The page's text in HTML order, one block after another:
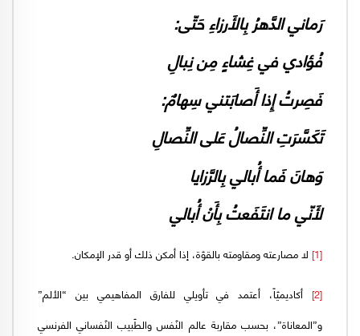
رَماني الدَّهرُ بِالأَرزاءِ حَتّى:
فُؤادي في غِشاءٍ مِن نِبالِ
فَصِرتُ إِذا أَصابَتني سِهامٌ:
تَكَسَّرَتِ النِّصالُ عَلى النِّصالِ
وَهانَ فَما أُبالي بِالرَّزايا
لأَنّي ما انتَفَعتُ بِأَنْ أُبالي
[1] لا مصارعته ومقاومته بالقوّة، إذا أمكن ذلك أو قدر الإمكان.
[2]
أكاديميّاً، أعتمد في تأويلي للفارق المفاهيمي بين “الألم”
و”المعاناة”، بحسب مقاربة عالم النّفس والطّبيب النّفساني الفرنسي